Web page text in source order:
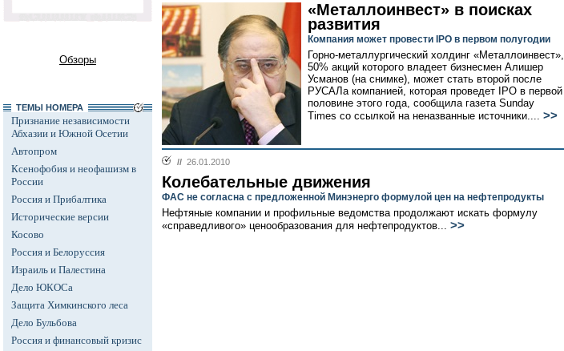
Обзоры
ТЕМЫ НОМЕРА
Признание независимости
Абхазии и Южной Осетии
Автопром
Ксенофобия и неофашизм в
России
Россия и Прибалтика
Исторические версии
Косово
Россия и Белоруссия
Израиль и Палестина
Дело ЮКОСа
Защита Химкинского леса
Дело Бульбова
Россия и финансовый кризис
«Металлоинвест» в поисках
развития
Компания может провести IPO в первом полугодии
Горно-металлургический холдинг «Металлоинвест»,
50% акций которого владеет бизнесмен Алишер
Усманов (на снимке), может стать второй после
РУСАЛа компанией, которая проведет IPO в первой
половине этого года, сообщила газета Sunday
Times со ссылкой на неназванные источники.... >>
// 26.01.2010
Колебательные движения
ФАС не согласна с предложенной Минэнерго формулой цен на нефтепродукты
Нефтяные компании и профильные ведомства продолжают искать формулу
«справедливого» ценообразования для нефтепродуктов... >>